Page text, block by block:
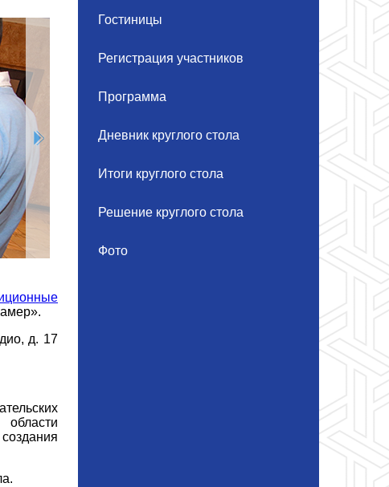
Гостиницы
Регистрация участников
Программа
Дневник круглого стола
Итоги круглого стола
Решение круглого стола
Фото
д. 17